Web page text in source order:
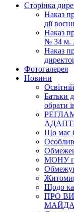
Сторінка
Наказ
дії
Наказ
№ 34 м.
Наказ
Фотогалерея
Новини
Батьки
обрати
Що має
МОНУ
Щодо
ПРО